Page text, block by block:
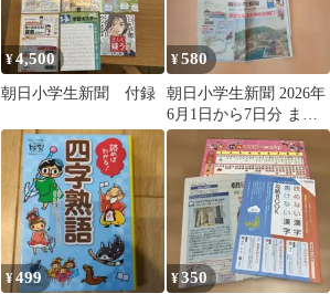
¥4,500
朝日小学生新聞 付録
¥580
朝日小学生新聞 2026年
6月1日から7日分 まと
め売り
¥499 ¥350